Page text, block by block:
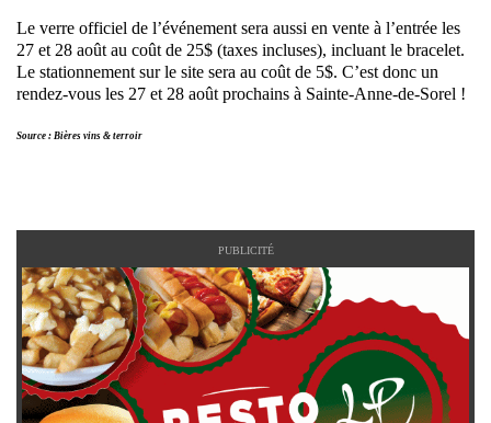
Le verre officiel de l’événement sera aussi en vente à l’entrée les
27 et 28 août au coût de 25$ (taxes incluses), incluant le bracelet.
Le stationnement sur le site sera au coût de 5$. C’est donc un
rendez-vous les 27 et 28 août prochains à Sainte-Anne-de-Sorel !
Source : Bières vins & terroir
PUBLICITÉ